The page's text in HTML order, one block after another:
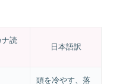
ナ読
日本語訳
頭を冷やす、落